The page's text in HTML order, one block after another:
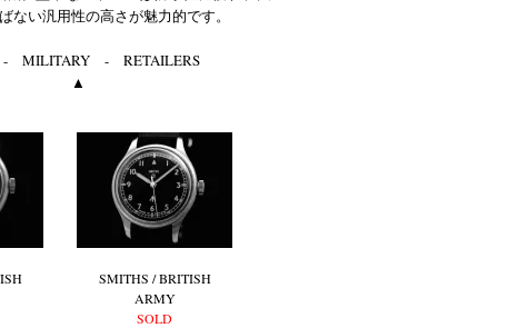
い汎用性の高さが魅力的です。
- MILITARY - RETAILERS
SMITHS / BRITISH
ARMY
SOLD